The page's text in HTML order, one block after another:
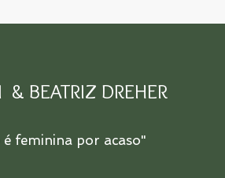
BEATRIZ DREHER
feminina por acaso"